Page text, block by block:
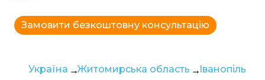
Замовити безкоштовну консультацію
Україна Житомирська область Іванопіль